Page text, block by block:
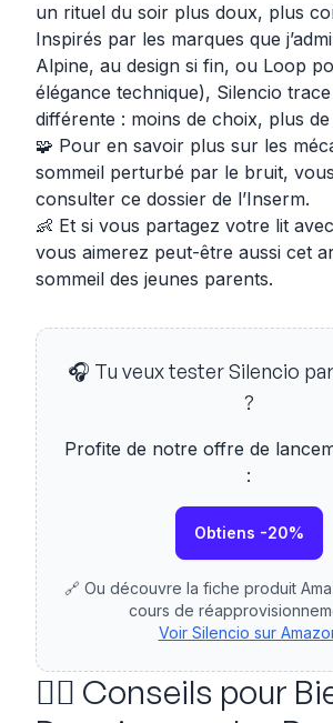
un rituel du soir plus doux, plus
Inspirés par les marques que
Alpine, au design si fin, ou Loop
élégance technique), Silencio
différente : moins de choix, plus
🧩 Pour en savoir plus sur les
sommeil perturbé par le bruit,
consulter ce dossier de l’Inserm.
👶 Et si vous partagez votre lit
vous aimerez peut-être aussi cet
sommeil des jeunes parents.
🎧 Tu veux tester Silencio
?
Profite de notre offre de
:
Obtiens -20%
🔗 Ou découvre la fiche produit
cours de
Voir Silencio sur
🧘‍♀️ Conseils pour